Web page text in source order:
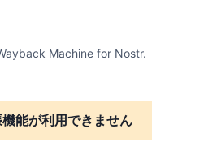
Machine for Nostr.
能が利用できません